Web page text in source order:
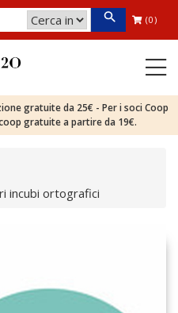
(0)
gratuite da 25€ - Per i soci Coop
gratuite a partire da 19€.
incubi ortografici